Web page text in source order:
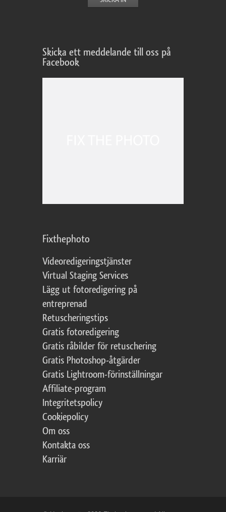
Skicka ett meddelande till oss på
Facebook
Fixthephoto
Videoredigeringstjänster
Virtual Staging Services
Lägg ut fotoredigering på
entreprenad
Retuscheringstips
Gratis fotoredigering
Gratis råbilder för retuschering
Gratis Photoshop-åtgärder
Gratis Lightroom-förinställningar
Affiliate-program
Integritetspolicy
Cookiepolicy
Om oss
Kontakta oss
Karriär